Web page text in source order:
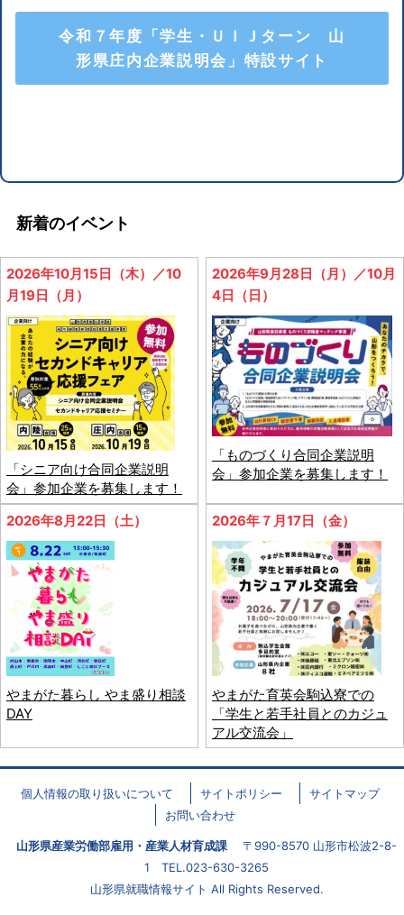
令和７年度「学生・ＵＩＪターン 山
形県庄内企業説明会」特設サイト
新着のイベント
2026年10月15日（木）／10
月19日（月）
「シニア向け合同企業説明
会」参加企業を募集します！
2026年9月28日（月）／10月
4日（日）
「ものづくり合同企業説明
会」参加企業を募集します！
2026年8月22日（土）
やまがた暮らし やま盛り相談
DAY
2026年７月17日（金）
やまがた育英会駒込寮での
「学生と若手社員とのカジュ
アル交流会」
個人情報の取り扱いについて サイトポリシー
サイトマップ
お問い合わせ
山形県産業労働部雇用・産業人材育成課 〒990-8570 山形市松波2-8-
1 TEL.023-630-3265
山形県就職情報サイト All Rights Reserved.